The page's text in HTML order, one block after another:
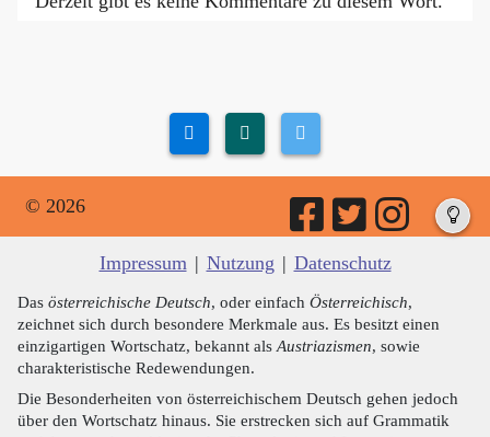
© 2026
Impressum | Nutzung | Datenschutz
Das österreichische Deutsch, oder einfach Österreichisch,
zeichnet sich durch besondere Merkmale aus. Es besitzt einen
einzigartigen Wortschatz, bekannt als Austriazismen, sowie
charakteristische Redewendungen.
Die Besonderheiten von österreichischem Deutsch gehen jedoch
über den Wortschatz hinaus. Sie erstrecken sich auf Grammatik